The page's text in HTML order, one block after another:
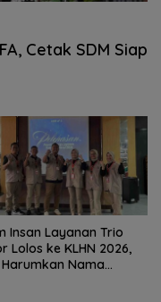
Cetak SDM Siap
Insan Layanan Trio
Lolos ke KLHN 2026,
Nama